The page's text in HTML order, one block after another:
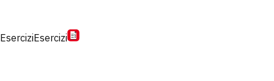
EserciziEsercizi